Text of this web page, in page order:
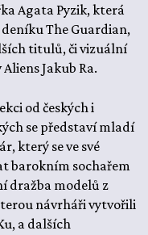
Agata Pyzik, která
The Guardian,
titulů, či vizuální
Jakub Ra.
od českých i
se představí mladí
který se ve své
barokním sochařem
dražba modelů z
návrháři vytvořili
a dalších